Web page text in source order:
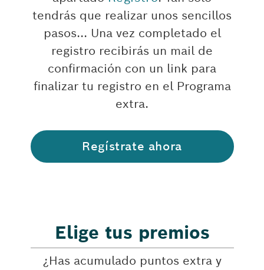
tendrás que realizar unos sencillos
pasos... Una vez completado el
registro recibirás un mail de
confirmación con un link para
finalizar tu registro en el Programa
extra.
Regístrate ahora
Elige tus premios
¿Has acumulado puntos extra y